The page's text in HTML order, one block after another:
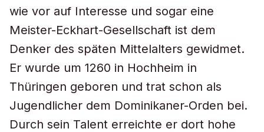
wie vor auf Interesse und sogar eine
Meister-Eckhart-Gesellschaft ist dem
Denker des späten Mittelalters gewidmet.
Er wurde um 1260 in Hochheim in
Thüringen geboren und trat schon als
Jugendlicher dem Dominikaner-Orden bei.
Durch sein Talent erreichte er dort hohe